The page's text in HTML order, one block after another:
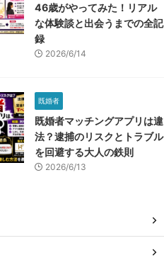
46歳がやってみた！リアル
な体験談と出会うまでの全記
録
2026/6/14
既婚者
既婚者マッチングアプリは違
法？逮捕のリスクとトラブル
を回避する大人の鉄則
2026/6/13